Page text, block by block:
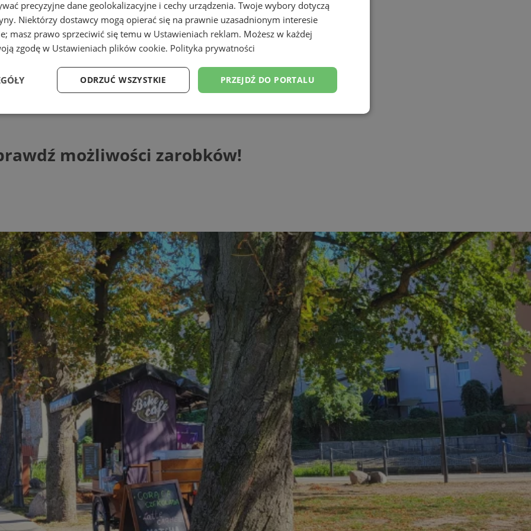
możliwości zarobków!
możliwości zarobków!
precyzyjne dane geolokalizacyjne i cechy urządzenia. Twoje wybory dotyczą
Niektórzy dostawcy mogą opierać się na prawnie uzasadnionym interesie
masz prawo sprzeciwić się temu w Ustawieniach reklam. Możesz w każdej
zgodę w Ustawieniach plików cookie. Polityka prywatności
PRZEJDŹ DO PORTALU
ODRZUĆ WSZYSTKIE
Wydajność Targetowanie Funkcjonalność Niesklasyfikowane
niezbędnych plików cookie nie można prawidłowo korzystać ze strony internetowej.
Provider/
Domena
Okres
przechowywania
Opis
rudaslaska.com.pl 1 rok
Ten plik cookie przechowuje identyfikator sesji.
rudaslaska.com.pl 1 rok
Ten plik cookie przechowuje identyfikator sesji.
rudaslaska.com.pl 1 rok
Ten plik cookie przechowuje identyfikator sesji.
.tiktok.com 1 tydzień 3 dni
Ten plik cookie jest używany do celów
uwierzytelniania i bezpieczeństwa, zapewniając, że
użytkownicy pozostają zalogowani, a ich dane są
zabezpieczone, jak poruszać się przez witrynę
internetową lub interakcji z jej usług.
Cloudflare Inc.
.x.com
30 minut
Ten plik cookie służy do rozróżniania ludzi i botów.
Jest to korzystne dla strony internetowej, ponieważ
umożliwia tworzenie ważnych raportów na temat
korzystania z jej witryny internetowej.
Cloudflare Inc.
.twitter.com
29 minut 59
Ten plik cookie służy do rozróżniania ludzi i botów.
Jest to korzystne dla strony internetowej, ponieważ
umożliwia tworzenie ważnych raportów na temat
korzystania z jej witryny internetowej.
YouTube
.youtube.com
5 miesięcy 4
tygodnie
Ten plik cookie jest używany do przechowywania
zgody użytkownika i wyboru prywatności dla ich
interakcji z witryną. Rejestruje dane dotyczące
zgody odwiedzającego na różne polityki i
ustawienia prywatności, zapewniając, że ich
preferencje zostaną uhonorowane w przyszłych
sesjach.
CookieScript
4 tygodnie 2 dni
Ten plik cookie jest używany przez usługę Cookie-
Polityce prywatności Google